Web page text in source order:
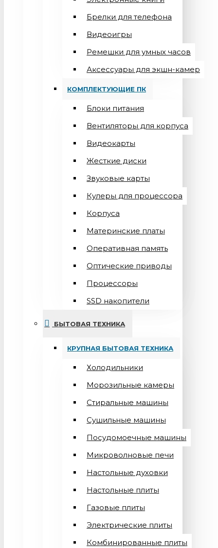
Брелки для телефона
Видеоигры
Ремешки для умных часов
Аксессуары для экшн-камер
КОМПЛЕКТУЮЩИЕ ПК
Блоки питания
Вентиляторы для корпуса
Видеокарты
Жесткие диски
Звуковые карты
Кулеры для процессора
Корпуса
Материнские платы
Оперативная память
Оптические приводы
Процессоры
SSD накопители
БЫТОВАЯ ТЕХНИКА
КРУПНАЯ БЫТОВАЯ ТЕХНИКА
Холодильники
Морозильные камеры
Стиральные машины
Сушильные машины
Посудомоечные машины
Микроволновые печи
Настольные духовки
Настольные плиты
Газовые плиты
Электрические плиты
Комбинированные плиты